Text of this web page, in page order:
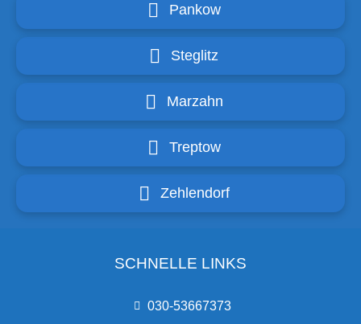
Pankow
Steglitz
Marzahn
Treptow
Zehlendorf
SCHNELLE LINKS
030-53667373